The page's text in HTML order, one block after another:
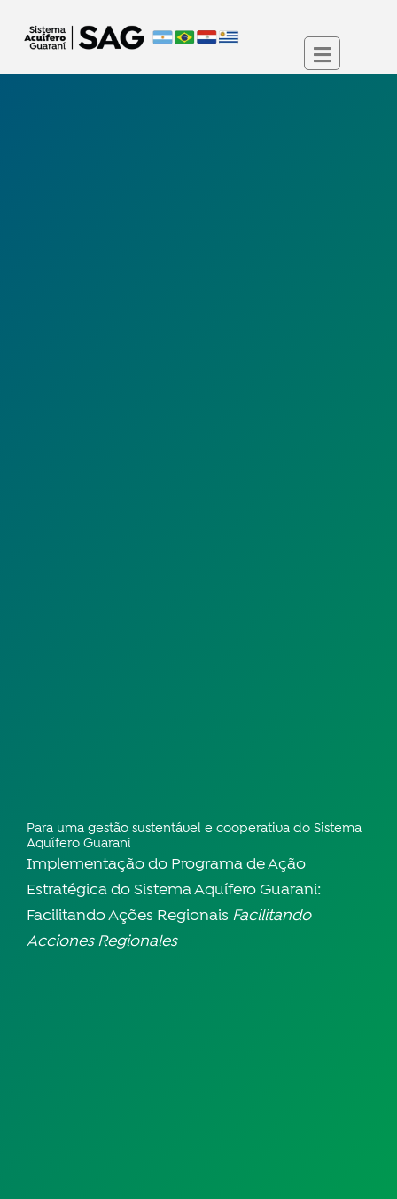
Para uma gestão sustentável e cooperativa do Sistema
Aquífero Guarani
Implementação do Programa de Ação
Estratégica do Sistema Aquífero Guarani:
Facilitando Ações Regionais Facilitando
Acciones Regionales